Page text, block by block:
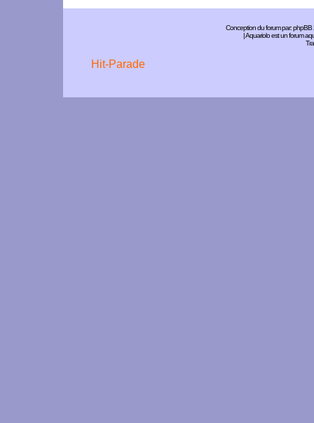
Conception du forum par:phpBB
| Aquariolo est un forum